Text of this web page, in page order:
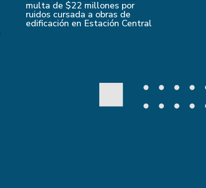
multa de $22 millones por
ruidos cursada a obras de
edificación en Estación Central